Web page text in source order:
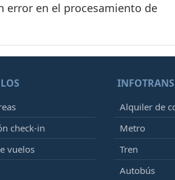
error en el procesamiento de
check-in
vuelos
Alquiler de
Metro
Tren
Autobús